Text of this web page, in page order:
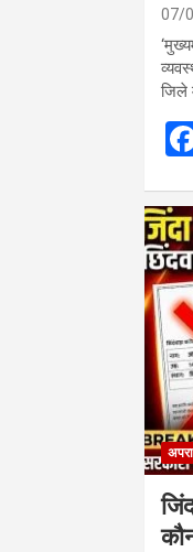
07/
जिले